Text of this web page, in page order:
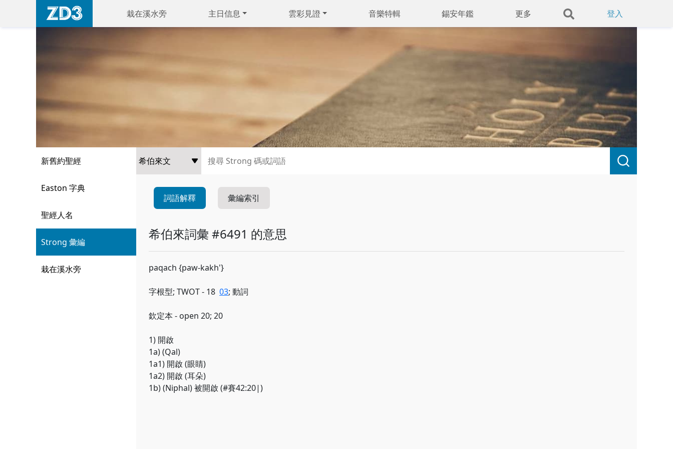
栽在溪水旁 主日信息 雲彩見證 音樂特輯 錫安年鑑 更多 登入
新舊約聖經
Easton 字典
聖經人名
Strong 彙編
栽在溪水旁
詞語解釋 彙編索引
希伯來詞彙 #6491 的意思
paqach {paw-kakh'}
字根型; TWOT - 18 03; 動詞
欽定本 - open 20; 20
1) 開啟
1a) (Qal)
1a1) 開啟 (眼睛)
1a2) 開啟 (耳朵)
1b) (Niphal) 被開啟 (#賽42:20|)